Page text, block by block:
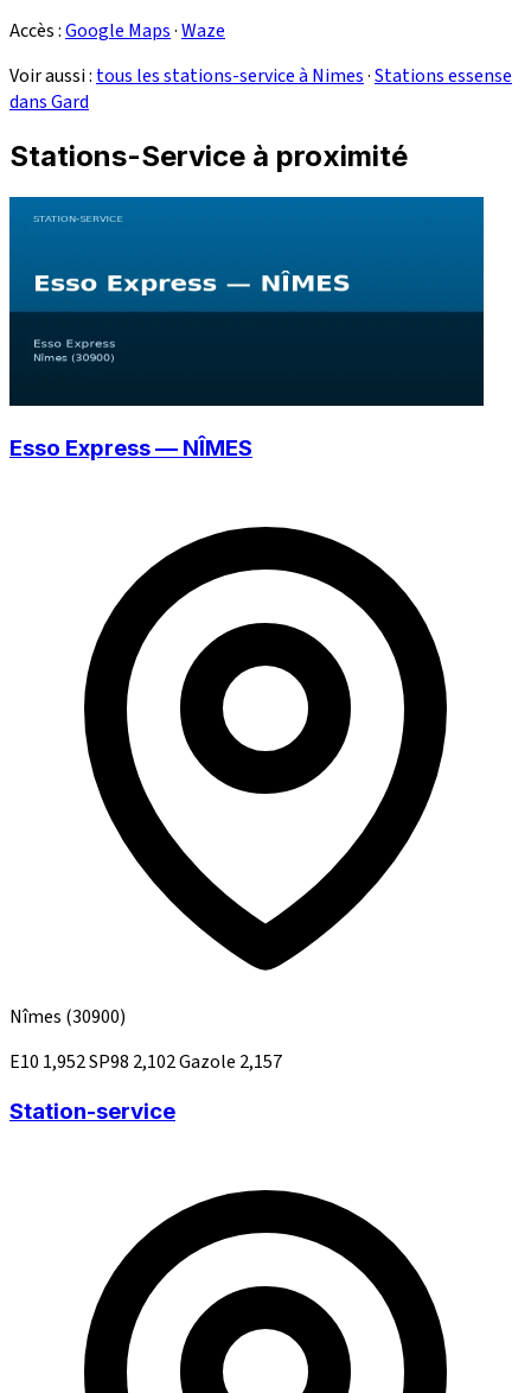
Accès :Google Maps·Waze
Voir aussi : tous les stations-service à Nimes·Stations essense
dans Gard
Stations-Service à proximité
Esso Express — NÎMES
Nîmes (30900)
E10 1,952SP98 2,102Gazole 2,157
Station-service